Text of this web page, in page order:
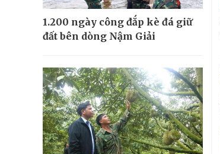
1.200 ngày công đắp kè đá giữ
đất bên dòng Nậm Giải